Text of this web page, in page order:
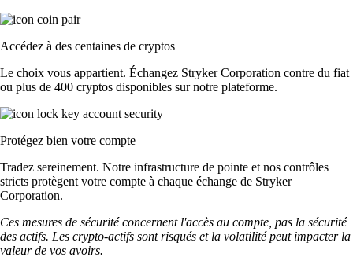
Accédez à des centaines de cryptos
Le choix vous appartient. Échangez Stryker Corporation contre du fiat
ou plus de 400 cryptos disponibles sur notre plateforme.
Protégez bien votre compte
Tradez sereinement. Notre infrastructure de pointe et nos contrôles
stricts protègent votre compte à chaque échange de Stryker
Corporation.
Ces mesures de sécurité concernent l'accès au compte, pas la sécurité
des actifs. Les crypto-actifs sont risqués et la volatilité peut impacter la
valeur de vos avoirs.